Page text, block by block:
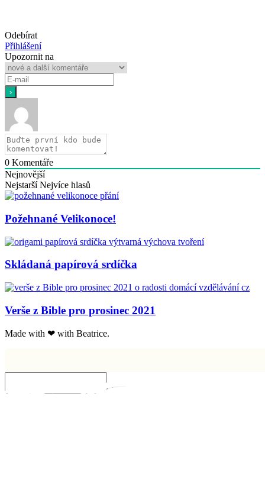
Odebírat
Přihlášení
Upozornit na
0 Komentáře
Nejnovější
Nejstarší Nejvíce hlasů
Požehnané Velikonoce!
Skládaná papírová srdíčka
Verše z Bible pro prosinec 2021
Made with ❤ with Beatrice.
Insert